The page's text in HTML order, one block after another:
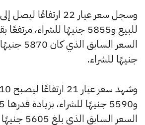
جنيهًا للشراء.